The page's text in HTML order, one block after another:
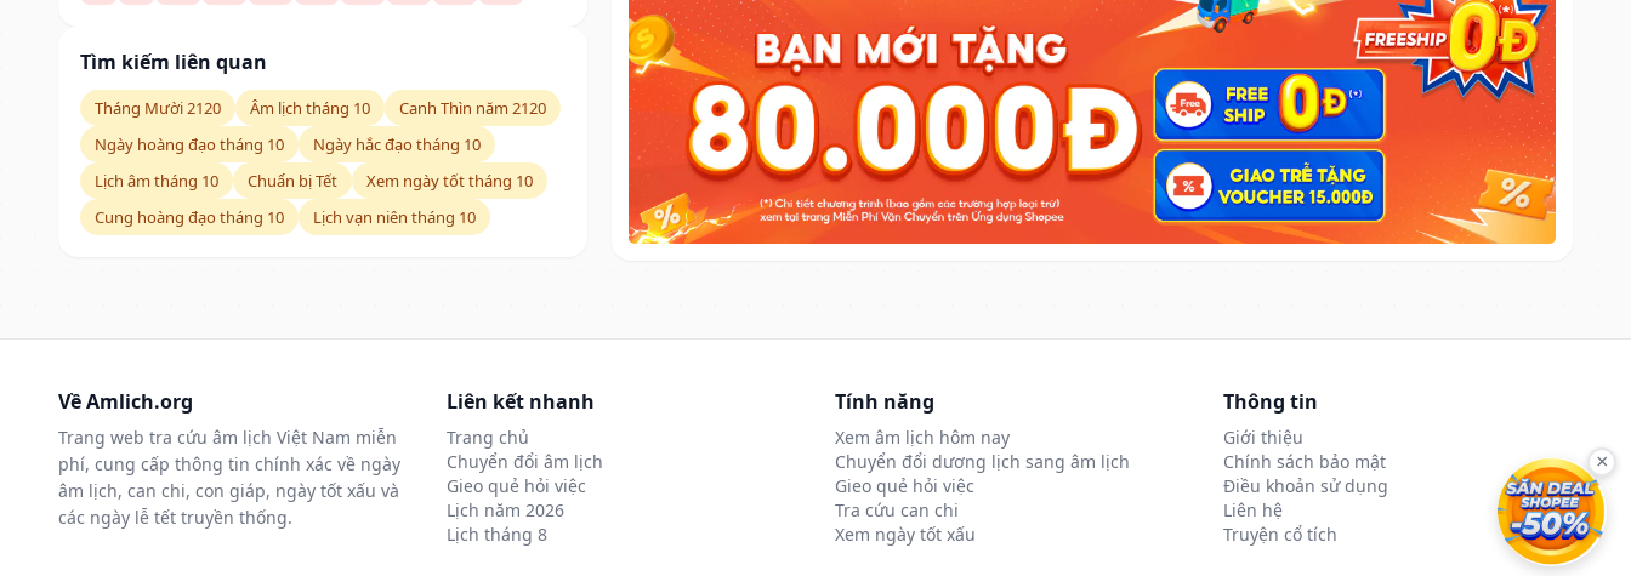
Tìm kiếm liên quan
Tháng Mười 2120 Âm lịch tháng 10
Canh Thìn năm 2120
Ngày hoàng đạo tháng 10
Ngày hắc đạo tháng 10
Lịch âm tháng 10
Chuẩn bị Tết
Xem ngày tốt tháng 10
Cung hoàng đạo tháng 10
Lịch vạn niên tháng 10
Về Amlich.org
Trang web tra cứu âm lịch Việt Nam miễn
phí, cung cấp thông tin chính xác về ngày
âm lịch, can chi, con giáp, ngày tốt xấu và
các ngày lễ tết truyền thống.
Liên kết nhanh
Trang chủ
Chuyển đổi âm lịch
Gieo quẻ hỏi việc
Lịch năm 2026
Lịch tháng 8
Tính năng
Xem âm lịch hôm nay
Chuyển đổi dương lịch sang âm lịch
Gieo quẻ hỏi việc
Tra cứu can chi
Xem ngày tốt xấu
Thông tin
Giới thiệu
Chính sách bảo mật
Điều khoản sử dụng
Liên hệ
Truyện cổ tích
×